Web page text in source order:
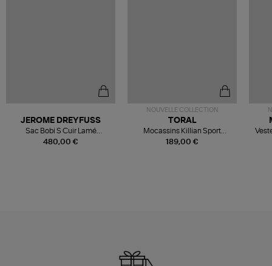
480,00 €
JEROME DREYFUSS
Sac Bobi S Cuir Lamé
Champagne
NOUVELLE COLLECTION
189,00 €
TORAL
Mocassins Killian Sport
Mousse